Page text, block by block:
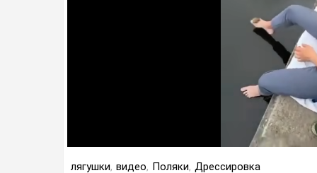
лягушки, видео, Поляки, Дрессировка